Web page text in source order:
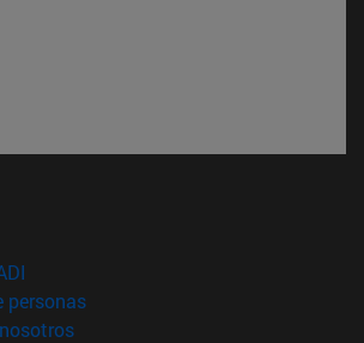
en nueva ventana)
personas(abre en nueva ventana)
(abre en nueva ventana)